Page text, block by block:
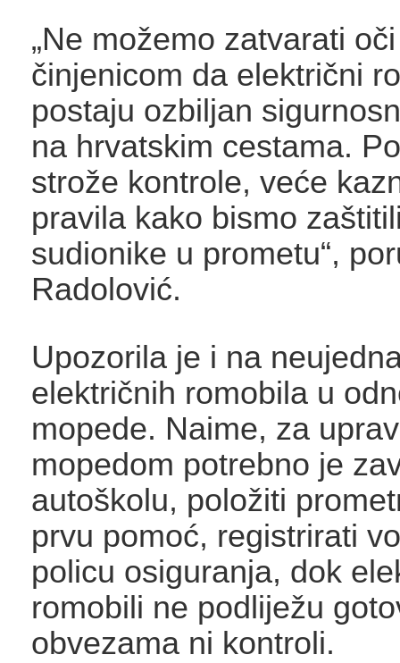
„Ne možemo zatvarati
činjenicom da električni
postaju ozbiljan
na hrvatskim cestama.
strože kontrole, veće
pravila kako bismo
sudionike u prometu“,
Radolović.
Upozorila je i na
električnih romobila u
mopede. Naime, za
mopedom potrebno je
autoškolu, položiti
prvu pomoć, registrirati
policu osiguranja, dok
romobili ne podliježu
obvezama ni kontroli.